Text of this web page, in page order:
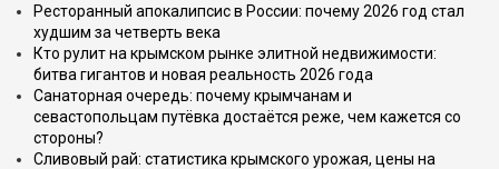
Ресторанный апокалипсис в России: почему 2026 год стал
худшим за четверть века
Кто рулит на крымском рынке элитной недвижимости:
битва гигантов и новая реальность 2026 года
Санаторная очередь: почему крымчанам и
севастопольцам путёвка достаётся реже, чем кажется со
стороны?
Сливовый рай: статистика крымского урожая, цены на